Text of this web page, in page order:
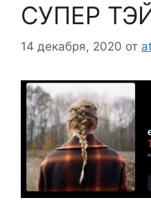
СУПЕР
14 декабря, 2020 от